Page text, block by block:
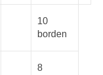
10
borden
8